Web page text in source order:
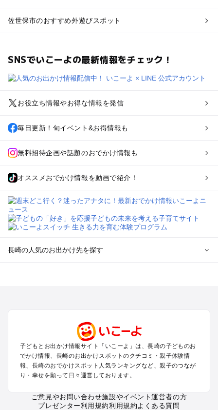
佐世保市のおすすめ外遊びスポット
SNSでいこーよの最新情報をチェック！
お役立ち情報やお得な情報を発信
毎日更新！旬イベント&お得情報も
無料招待企画や話題のおでかけ情報も
オススメおでかけ情報を動画で紹介！
長崎の人気のお出かけ先を探す
平戸・松浦・田平のプールお出かけ
壱岐・対馬・五島列島のプールお出かけ
長崎の定番お出かけスポット
長崎の遊園地
長崎のバーベキュー
子どもとお出かけ情報サイト「いこーよ」は、長崎の子どものお
でかけ情報、長崎のお出かけスポットのクチコミ・親子体験情
報、長崎のおでかけスポット人気ランキングなど、親子のつなが
り・幸せを願って日々運営しております。
ご意見やお問い合わせ施設やイベント運営者の方
プレゼンター利用規約利用規約よくある質問